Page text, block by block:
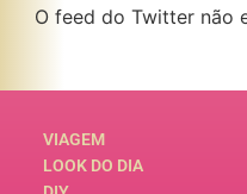
O feed do Twitter não
VIAGEM
LOOK DO DIA